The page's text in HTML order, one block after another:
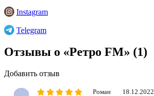
Instagram
Telegram
Отзывы о «Ретро FM» (1)
Добавить отзыв
Роман 18.12.2022